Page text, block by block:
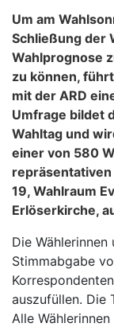
Um am
Schließung der
Wahlprognose
zu können,
mit der ARD
Umfrage bildet
Wahltag und
einer von 580
19, Wahlraum
Erlöserkirche,
Die
Stimmabgabe
auszufüllen. Die
Alle